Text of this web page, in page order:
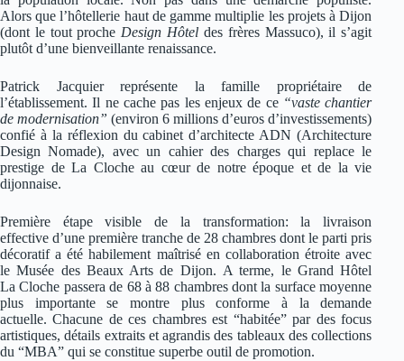
Alors que l’hôtellerie haut de gamme multiplie les projets à Dijon
(dont le tout proche Design Hôtel des frères Massuco), il s’agit
plutôt d’une bienveillante renaissance.
Patrick Jacquier représente la famille propriétaire de
l’établissement. Il ne cache pas les enjeux de ce “vaste chantier
de modernisation” (environ 6 millions d’euros d’investissements)
confié à la réflexion du cabinet d’architecte ADN (Architecture
Design Nomade), avec un cahier des charges qui replace le
prestige de La Cloche au cœur de notre époque et de la vie
dijonnaise.
Première étape visible de la transformation: la livraison
effective d’une première tranche de 28 chambres dont le parti pris
décoratif a été habilement maîtrisé en collaboration étroite avec
le Musée des Beaux Arts de Dijon. A terme, le Grand Hôtel
La Cloche passera de 68 à 88 chambres dont la surface moyenne
plus importante se montre plus conforme à la demande
actuelle. Chacune de ces chambres est “habitée” par des focus
artistiques, détails extraits et agrandis des tableaux des collections
du “MBA” qui se constitue superbe outil de promotion.